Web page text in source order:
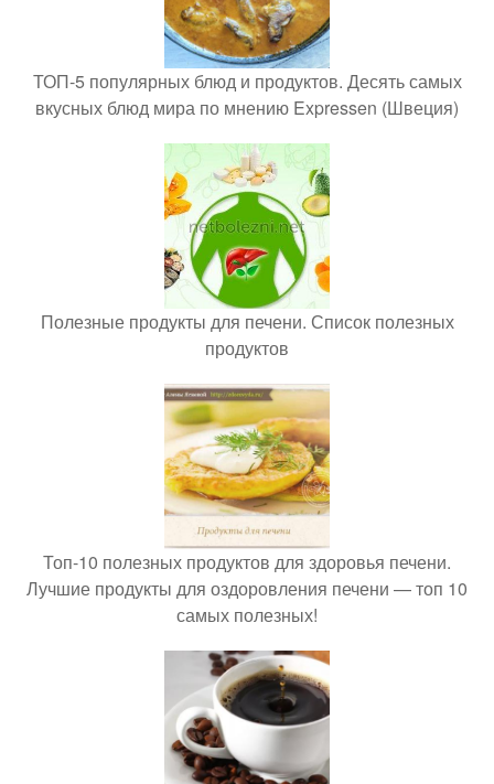
ТОП-5 популярных блюд и продуктов. Десять самых
вкусных блюд мира по мнению Expressen (Швеция)
Полезные продукты для печени. Список полезных
продуктов
Топ-10 полезных продуктов для здоровья печени.
Лучшие продукты для оздоровления печени — топ 10
самых полезных!